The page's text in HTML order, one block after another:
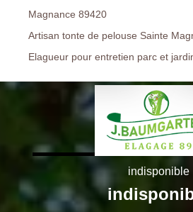
Magnance 89420
Artisan tonte de pelouse Sainte
Elagueur pour entretien parc et
indisponible